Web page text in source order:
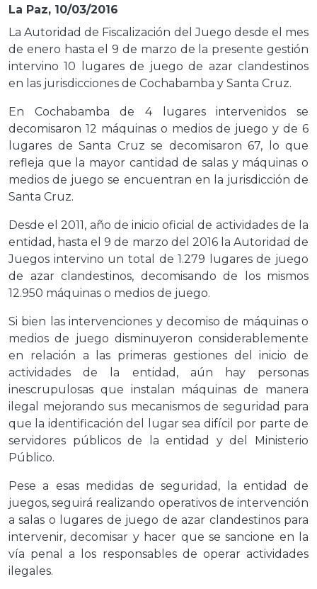
La Paz, 10/03/2016
La Autoridad de Fiscalización del Juego desde el mes
de enero hasta el 9 de marzo de la presente gestión
intervino 10 lugares de juego de azar clandestinos
en las jurisdicciones de Cochabamba y Santa Cruz.
En Cochabamba de 4 lugares intervenidos se
decomisaron 12 máquinas o medios de juego y de 6
lugares de Santa Cruz se decomisaron 67, lo que
refleja que la mayor cantidad de salas y máquinas o
medios de juego se encuentran en la jurisdicción de
Santa Cruz.
Desde el 2011, año de inicio oficial de actividades de la
entidad, hasta el 9 de marzo del 2016 la Autoridad de
Juegos intervino un total de 1.279 lugares de juego
de azar clandestinos, decomisando de los mismos
12.950 máquinas o medios de juego.
Si bien las intervenciones y decomiso de máquinas o
medios de juego disminuyeron considerablemente
en relación a las primeras gestiones del inicio de
actividades de la entidad, aún hay personas
inescrupulosas que instalan máquinas de manera
ilegal mejorando sus mecanismos de seguridad para
que la identificación del lugar sea difícil por parte de
servidores públicos de la entidad y del Ministerio
Público.
Pese a esas medidas de seguridad, la entidad de
juegos, seguirá realizando operativos de intervención
a salas o lugares de juego de azar clandestinos para
intervenir, decomisar y hacer que se sancione en la
vía penal a los responsables de operar actividades
ilegales.